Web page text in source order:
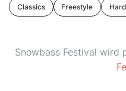
Classics Freestyle
Snowbass Festival wird